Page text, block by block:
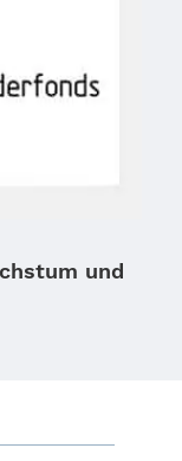
und